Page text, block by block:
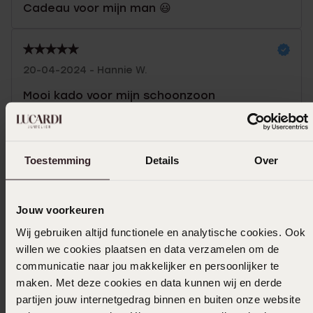
Toestemming Details Over
Jouw voorkeuren
Wij gebruiken altijd functionele en analytische cookies. Ook
willen we cookies plaatsen en data verzamelen om de
communicatie naar jou makkelijker en persoonlijker te
maken. Met deze cookies en data kunnen wij en derde
partijen jouw internetgedrag binnen en buiten onze website
Cadeau voor mijn man 😃
20-04-2024 - Hannie W.
Mooi kado voor mijn schoonzoon
03-03-2023
Vind de sluiting niet fijn
Uitverkocht
Ook leuk voor jou